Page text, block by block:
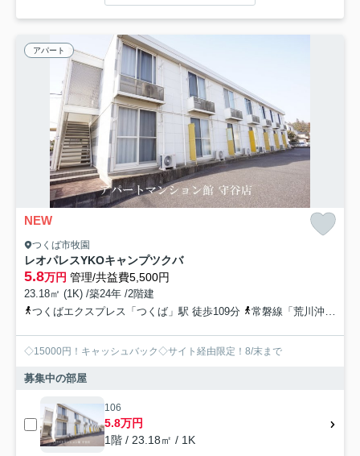
アパート
NEW
つくば市牧園
レオパレスYKOキャンプツクバ
5.8万円 管理/共益費5,500円
23.18㎡ (1K) /築24年 /2階建
つくばエクスプレス「つくば」駅 徒歩109分
常磐線「荒川沖」駅 徒歩63分
◇15000円！キャッシュバック◇サイト経由限定！8/末まで
募集中の部屋
106
5.8万円
1階 / 23.18㎡ / 1K